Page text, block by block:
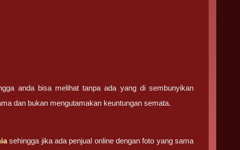
anda bisa melihat tanpa ada yang di sembunyikan
dan bukan mengutamakan keuntungan semata.
sehingga jika ada penjual online dengan foto yang sama